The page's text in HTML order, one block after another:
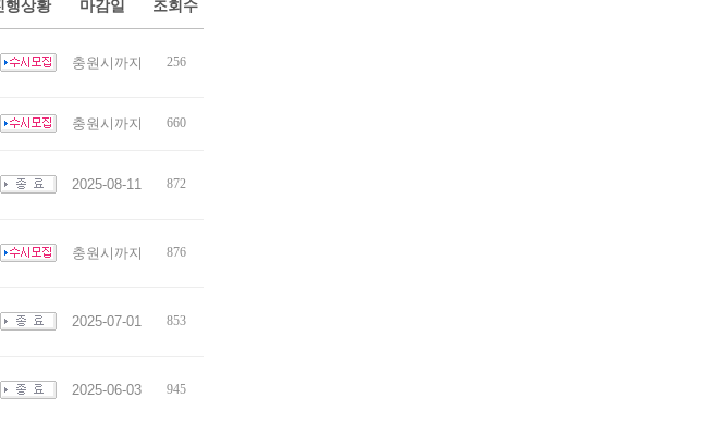
행상황 마감일 조회수
충원시까지 256
충원시까지 660
2025-08-11 872
충원시까지 876
2025-07-01 853
2025-06-03 945